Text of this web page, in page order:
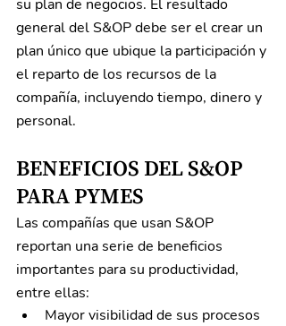
su plan de negocios. El resultado
general del S&OP debe ser el crear un
plan único que ubique la participación y
el reparto de los recursos de la
compañía, incluyendo tiempo, dinero y
personal.
BENEFICIOS DEL S&OP
PARA PYMES
Las compañías que usan S&OP
reportan una serie de beneficios
importantes para su productividad,
entre ellas:
Mayor visibilidad de sus procesos